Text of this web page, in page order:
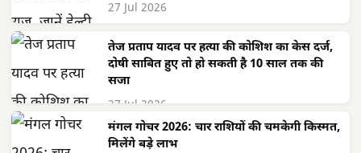
27 Jul 2026
तेज प्रताप यादव पर हत्या की कोशिश का केस दर्ज,
दोषी साबित हुए तो हो सकती है 10 साल तक की
सजा
27 Jul 2026
मंगल गोचर 2026: चार राशियों की चमकेगी किस्मत,
मिलेंगे बड़े लाभ